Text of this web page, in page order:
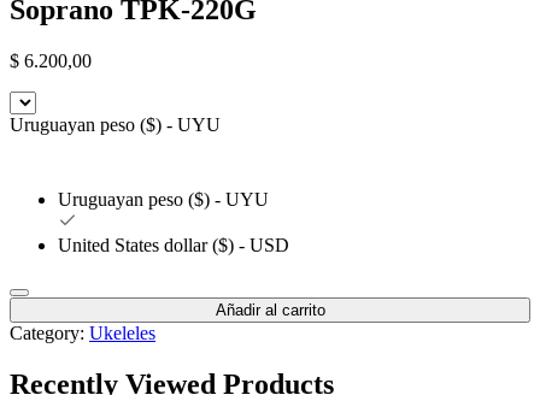
Soprano TPK-220G
$ 6.200,00
Uruguayan peso ($) - UYU
Uruguayan peso ($) - UYU
United States dollar ($) - USD
Añadir al carrito
Category: Ukeleles
Recently Viewed Products